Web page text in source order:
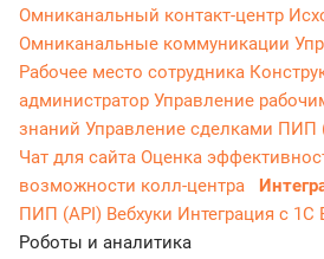
Омниканальный контакт-центр
Омниканальные коммуникации
Рабочее место сотрудника
администратор Управление
знаний Управление сделками ПИП
Чат для сайта Оценка
возможности колл-центра
ПИП (API) Вебхуки Интеграция с 1С
Роботы и аналитика